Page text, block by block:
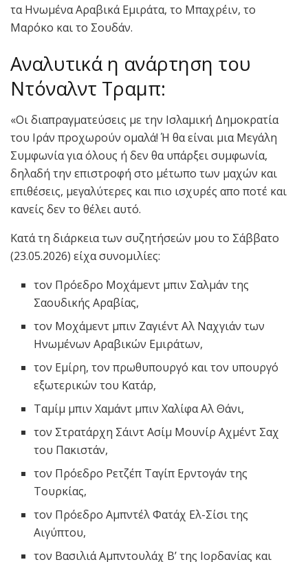
τα Ηνωμένα Αραβικά Εμιράτα, το Μπαχρέιν, το
Μαρόκο και το Σουδάν.
Αναλυτικά η ανάρτηση του
Ντόναλντ Τραμπ:
«Οι διαπραγματεύσεις με την Ισλαμική Δημοκρατία
του Ιράν προχωρούν ομαλά! Ή θα είναι μια Μεγάλη
Συμφωνία για όλους ή δεν θα υπάρξει συμφωνία,
δηλαδή την επιστροφή στο μέτωπο των μαχών και
επιθέσεις, μεγαλύτερες και πιο ισχυρές απο ποτέ και
κανείς δεν το θέλει αυτό.
Κατά τη διάρκεια των συζητήσεών μου το Σάββατο
(23.05.2026) είχα συνομιλίες:
τον Πρόεδρο Μοχάμεντ μπιν Σαλμάν της
Σαουδικής Αραβίας,
τον Μοχάμεντ μπιν Ζαγιέντ Αλ Ναχγιάν των
Ηνωμένων Αραβικών Εμιράτων,
τον Εμίρη, τον πρωθυπουργό και τον υπουργό
εξωτερικών του Κατάρ,
Ταμίμ μπιν Χαμάντ μπιν Χαλίφα Αλ Θάνι,
τον Στρατάρχη Σάιντ Ασίμ Μουνίρ Αχμέντ Σαχ
του Πακιστάν,
τον Πρόεδρο Ρετζέπ Ταγίπ Ερντογάν της
Τουρκίας,
τον Πρόεδρο Αμπντέλ Φατάχ Ελ-Σίσι της
Αιγύπτου,
τον Βασιλιά Αμπντουλάχ Β’ της Ιορδανίας και